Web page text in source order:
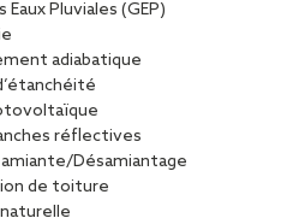
Pluviales (GEP)
adiabatique
réflectives
amiante/Désamiantage
de toiture